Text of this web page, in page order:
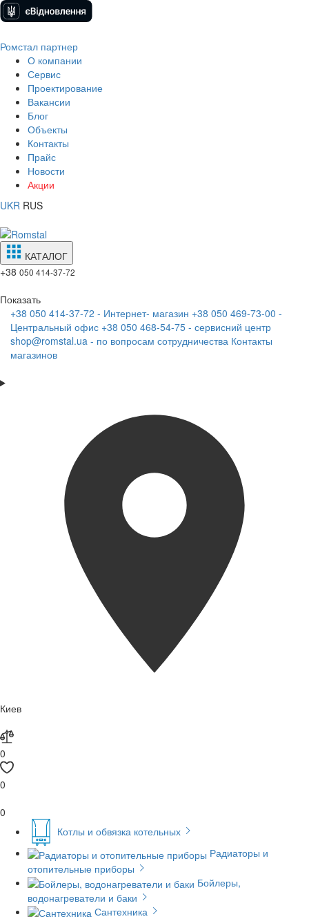
Ромстал партнер
О компании
Сервис
Проектирование
Вакансии
Блог
Объекты
Контакты
Прайс
Новости
Акции
UKR RUS
КАТАЛОГ
+38 050 414-37-72
Показать
+38 050 414-37-72 - Интернет- магазин +38 050 469-73-00 -
Центральный офис +38 050 468-54-75 - сервисний центр
shop@romstal.ua - по вопросам сотрудничества Контакты
магазинов
Киев
0
0
0
Котлы и обвязка котельных
Радиаторы и
отопительные приборы
Бойлеры,
водонагреватели и баки
Сантехника